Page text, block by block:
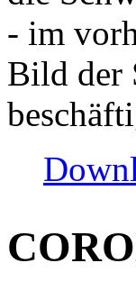
- im
Bild der